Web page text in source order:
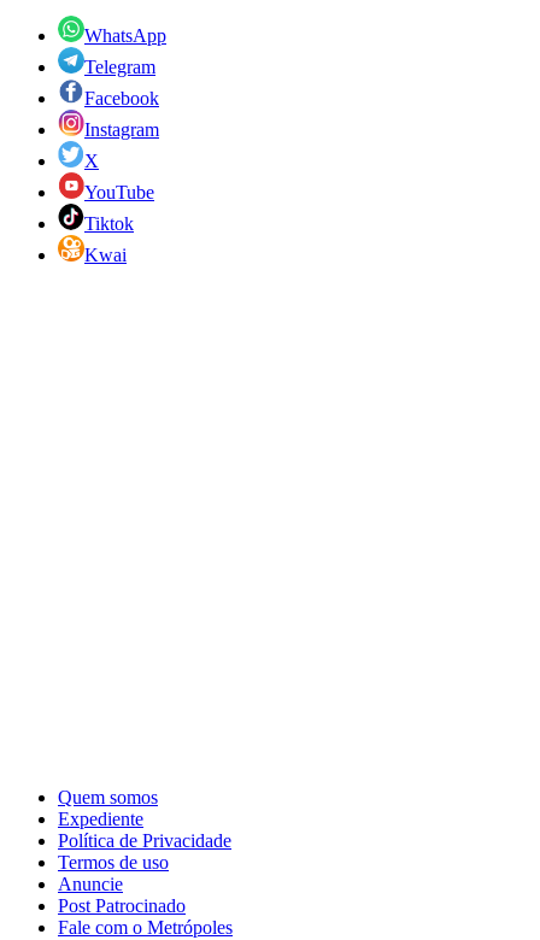
WhatsApp
Telegram
Facebook
Instagram
X
YouTube
Tiktok
Kwai
Quem somos
Expediente
Política de Privacidade
Termos de uso
Anuncie
Post Patrocinado
Fale com o Metrópoles